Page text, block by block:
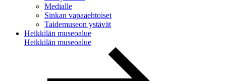
Medialle
Sinkan vapaaehtoiset
Taidemuseon ystävät
Heikkilän museoalue
Heikkilän museoalue